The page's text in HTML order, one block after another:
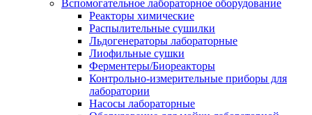
Вспомогательное лабораторное оборудование
Реакторы химические
Распылительные сушилки
Льдогенераторы лабораторные
Лиофильные сушки
Ферментеры/Биореакторы
Контрольно-измерительные приборы для
лаборатории
Насосы лабораторные